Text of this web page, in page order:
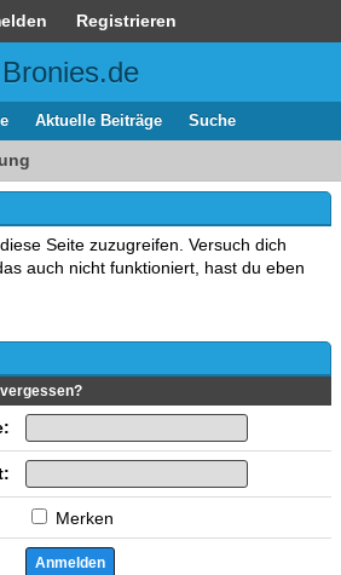
Registrieren
Bronies.de
Aktuelle Beiträge Suche
Seite zuzugreifen. Versuch dich
auch nicht funktioniert, hast du eben
Merken